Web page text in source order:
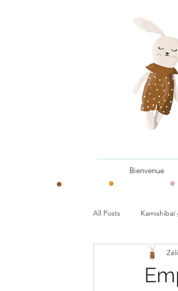
Bienvenue
All Posts
Organisation